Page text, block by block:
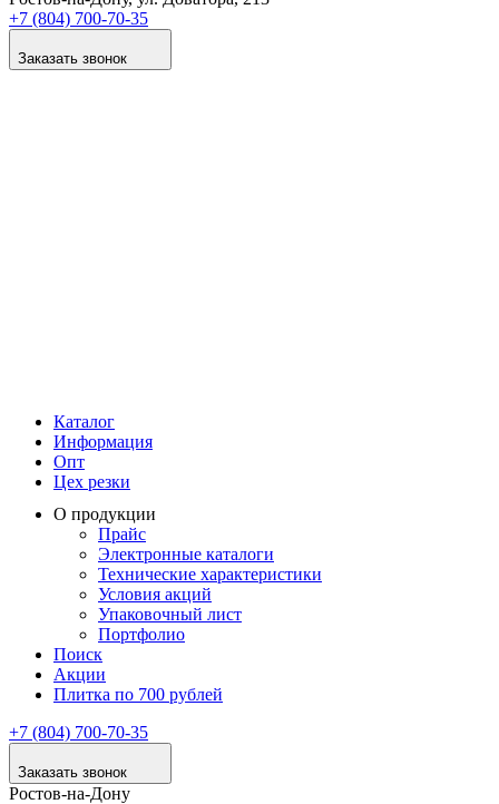
+7 (804) 700-70-35
Заказать звонок
Каталог
Информация
Опт
Цех резки
О продукции
Прайс
Электронные каталоги
Технические характеристики
Условия акций
Упаковочный лист
Портфолио
Поиск
Акции
Плитка по 700 рублей
+7 (804) 700-70-35
Заказать звонок
Ростов-на-Дону